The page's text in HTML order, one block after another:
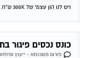
כונס נכסים פיגור
פורום משכנתא - ייעוץ
היה פיגור בתשלום המשכנתא